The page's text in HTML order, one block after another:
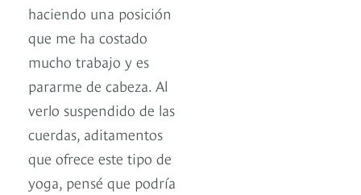
haciendo una posición
que me ha costado
mucho trabajo y es
pararme de cabeza. Al
verlo suspendido de las
cuerdas, aditamentos
que ofrece este tipo de
yoga, pensé que podría